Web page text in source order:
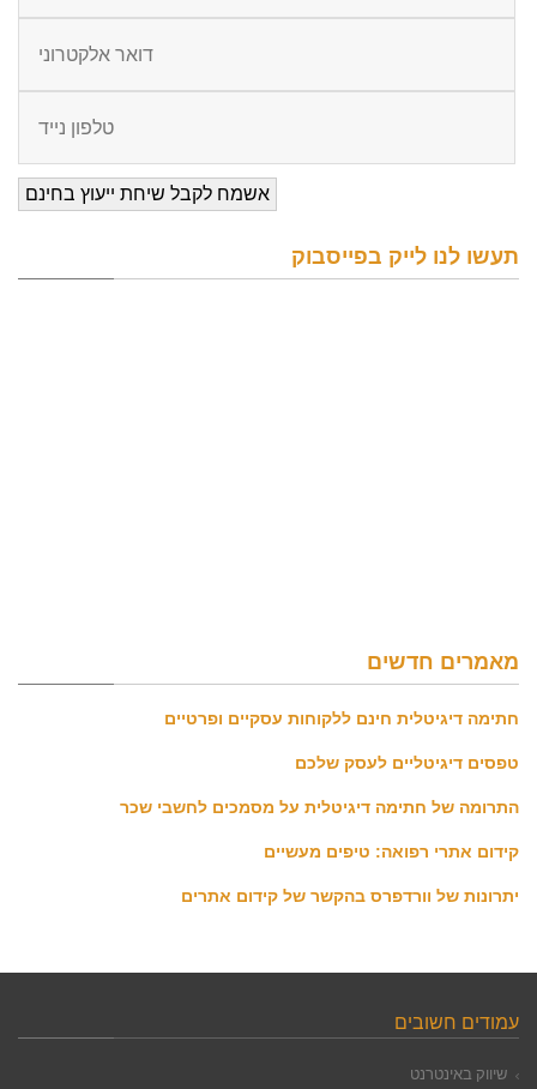
תעשו לנו לייק בפייסבוק
מאמרים חדשים
חתימה דיגיטלית חינם ללקוחות עסקיים ופרטיים
טפסים דיגיטליים לעסק שלכם
התרומה של חתימה דיגיטלית על מסמכים לחשבי שכר
קידום אתרי רפואה: טיפים מעשיים
יתרונות של וורדפרס בהקשר של קידום אתרים
עמודים חשובים
שיווק באינטרנט